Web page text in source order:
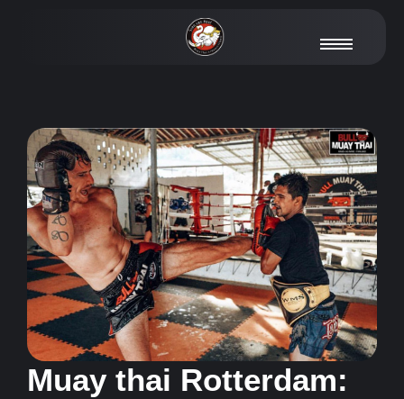
Muay thai Rotterdam: